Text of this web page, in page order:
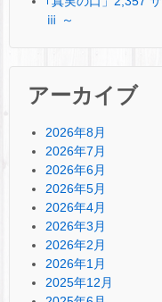
ⅲ ～
アーカイブ
2026年8月
2026年7月
2026年6月
2026年5月
2026年4月
2026年3月
2026年2月
2026年1月
2025年12月